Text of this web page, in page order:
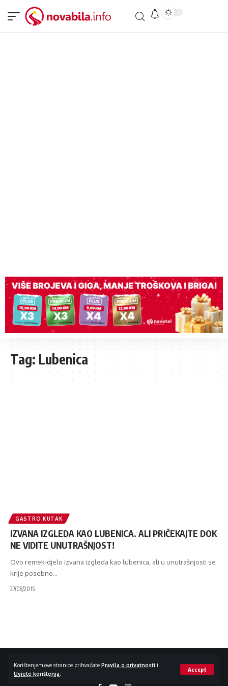
Korištenjem ove stranice prihvaćate Pravila o privatnosti i
Uvjete korištenja
Accept
Tag: Lubenica
GASTRO KUTAK
IZVANA IZGLEDA KAO LUBENICA. ALI PRIČEKAJTE DOK
NE VIDITE UNUTRAŠNJOST!
Ovo remek-djelo izvana izgleda kao lubenica, ali u unutrašnjosti se
krije posebno…
27/08/2015